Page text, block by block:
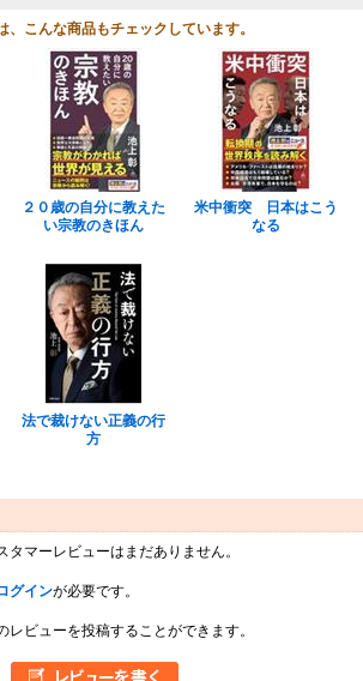
、こんな商品もチェックしています。
２０歳の自分に教えた
い宗教のきほん
米中衝突 日本はこう
なる
法で裁けない正義の行
方
タマーレビューはまだありません。
グインが必要です。
レビューを投稿することができます。